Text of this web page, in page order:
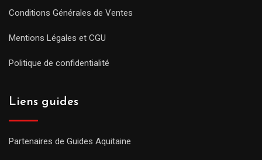
Conditions Générales de Ventes
Mentions Légales et CGU
Politique de confidentialité
Liens guides
Partenaires de Guides Aquitaine